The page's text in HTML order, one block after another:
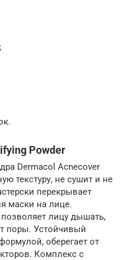
Powder
Dermacol Acnecover
текстуру, не сушит и не
перекрывает
маски на лице.
лицу дышать,
поры. Устойчивый
оберегает от
Комплекс с